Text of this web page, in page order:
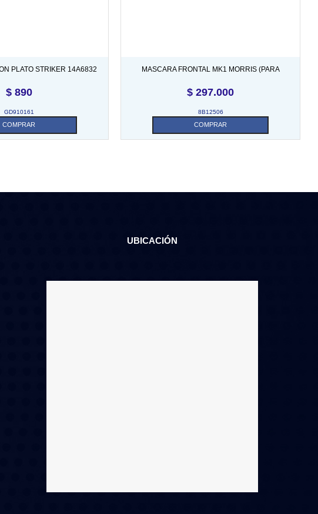
PLATO STRIKER 14A6832
$890
GD910161
COMPRAR
MASCARA FRONTAL MK1 MORRIS (PARA
$ 297.000
8B12506
COMPRAR
UBICACIÓN